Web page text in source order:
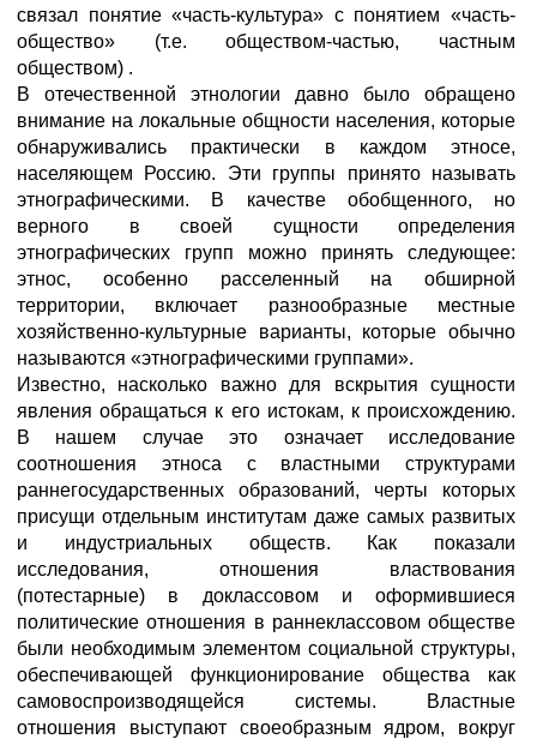
связал понятие «часть-культура» с понятием «часть-
общество» (т.е. обществом-частью, частным
обществом) .
В отечественной этнологии давно было обращено
внимание на локальные общности населения, которые
обнаруживались практически в каждом этносе,
населяющем Россию. Эти группы принято называть
этнографическими. В качестве обобщенного, но
верного в своей сущности определения
этнографических групп можно принять следующее:
этнос, особенно расселенный на обширной
территории, включает разнообразные местные
хозяйственно-культурные варианты, которые обычно
называются «этнографическими группами».
Известно, насколько важно для вскрытия сущности
явления обращаться к его истокам, к происхождению.
В нашем случае это означает исследование
соотношения этноса с властными структурами
раннегосударственных образований, черты которых
присущи отдельным институтам даже самых развитых
и индустриальных обществ. Как показали
исследования, отношения властвования
(потестарные) в доклассовом и оформившиеся
политические отношения в раннеклассовом обществе
были необходимым элементом социальной структуры,
обеспечивающей функционирование общества как
самовоспроизводящейся системы. Властные
отношения выступают своеобразным ядром, вокруг